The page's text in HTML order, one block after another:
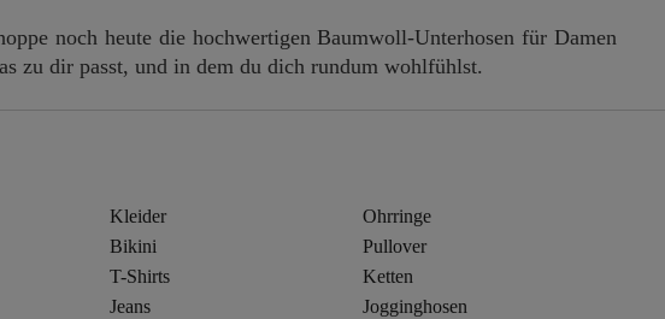
noch heute die hochwertigen Baumwoll-Unterhosen für Damen
zu dir passt, und in dem du dich rundum wohlfühlst.
Kleider
Ohrringe
Bikini
Pullover
T-Shirts
Ketten
Jeans
Jogginghosen